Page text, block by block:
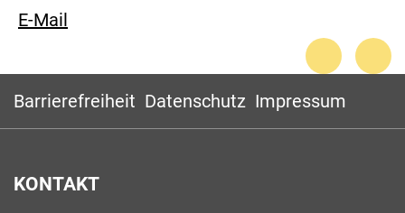
E-Mail
Barrierefreiheit Datenschutz Impressum
KONTAKT